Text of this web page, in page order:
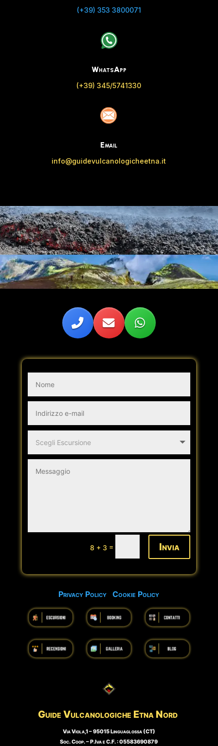
(+39) 353 3800071
WhatsApp
(+39) 345/5741330
Email
info@guidevulcanologicheetna.it
8 + 3 = Invia
Privacy PolicyCookie Policy
Guide Vulcanologiche Etna Nord
Via Viola,1 – 95015 Linguaglossa (CT)
Soc. Coop. – P.Iva e C.F. : 05583690879